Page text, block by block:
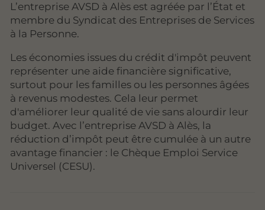
L’entreprise AVSD à Alès est agréée par l’État et
membre du Syndicat des Entreprises de Services
à la Personne.
Les économies issues du crédit d'impôt peuvent
représenter une aide financière significative,
surtout pour les familles ou les personnes âgées
à revenus modestes. Cela leur permet
d'améliorer leur qualité de vie sans alourdir leur
budget. Avec l’entreprise AVSD à Alès, la
réduction d’impôt peut être cumulée à un autre
avantage financier : le Chèque Emploi Service
Universel (CESU).